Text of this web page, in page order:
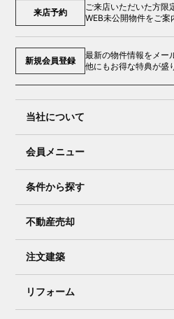
来店予約
ご来店いただいた方限
WEB未公開物件をご案
新規会員登録
最新の物件情報をメー
他にもお得な特典が盛
当社について
会員メニュー
条件から探す
不動産売却
注文建築
リフォーム